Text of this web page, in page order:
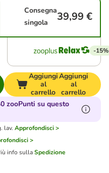
Consegna
singola
39,99 €
-15%
Aggiungi
al
carrello
Aggiungi
al
carrello
zooPunti su questo
lav. Approfondisci >
>
info sullaSpedizione